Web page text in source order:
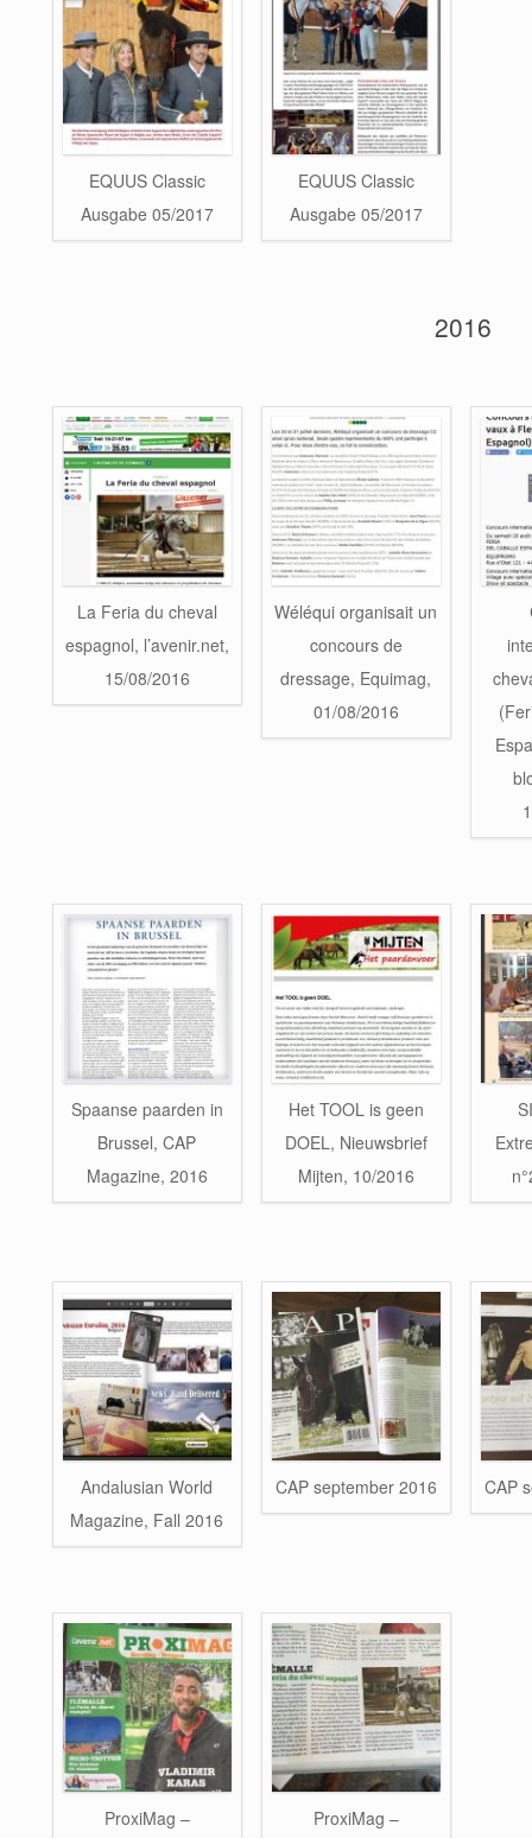
EQUUS Classic
Ausgabe 05/2017
EQUUS Classic
Ausgabe 05/2017
2016
La Feria du cheval
espagnol, l’avenir.net,
15/08/2016
Wéléqui organisait un
concours de
dressage, Equimag,
01/08/2016
Spaanse paarden in
Brussel, CAP
Magazine, 2016
Het TOOL is geen
DOEL, Nieuwsbrief
Mijten, 10/2016
Andalusian World
Magazine, Fall 2016
CAP september 2016 CAP
ProxiMag – ProxiMag –